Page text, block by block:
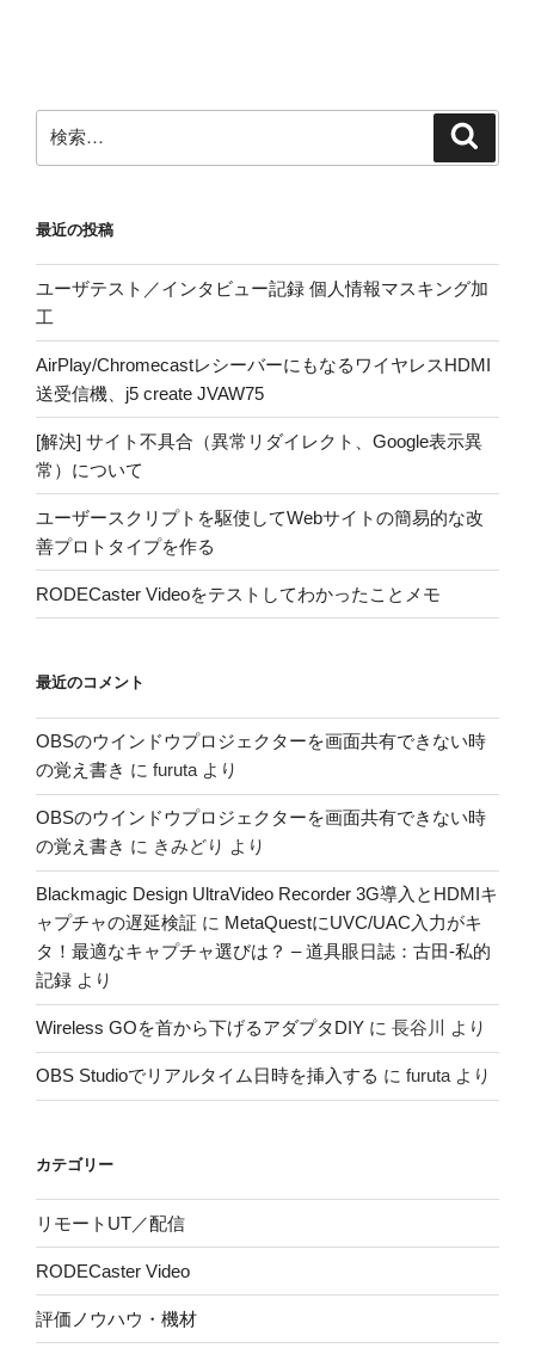
索:
最近の投稿
ユーザテスト／インタビュー記録 個人情報マスキング加
工
AirPlay/ChromecastレシーバーにもなるワイヤレスHDMI
送受信機、j5 create JVAW75
[解決] サイト不具合（異常リダイレクト、Google表示異
常）について
ユーザースクリプトを駆使してWebサイトの簡易的な改
善プロトタイプを作る
RODECaster Videoをテストしてわかったことメモ
最近のコメント
OBSのウインドウプロジェクターを画面共有できない時
の覚え書き に furuta より
OBSのウインドウプロジェクターを画面共有できない時
の覚え書き に きみどり より
Blackmagic Design UltraVideo Recorder 3G導入とHDMIキ
ャプチャの遅延検証 に MetaQuestにUVC/UAC入力がキ
タ！最適なキャプチャ選びは？ – 道具眼日誌：古田-私的
記録 より
Wireless GOを首から下げるアダプタDIY に 長谷川 より
OBS Studioでリアルタイム日時を挿入する に furuta より
カテゴリー
リモートUT／配信
RODECaster Video
評価ノウハウ・機材